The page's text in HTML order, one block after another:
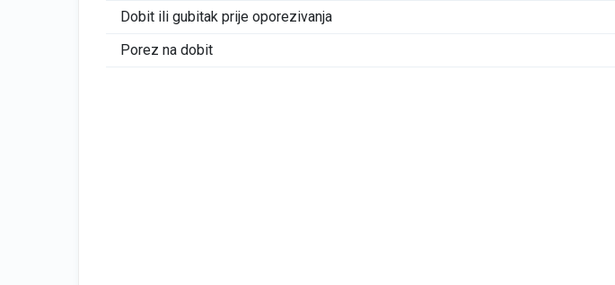
Dobit ili gubitak prije oporezivanja
Porez na dobit